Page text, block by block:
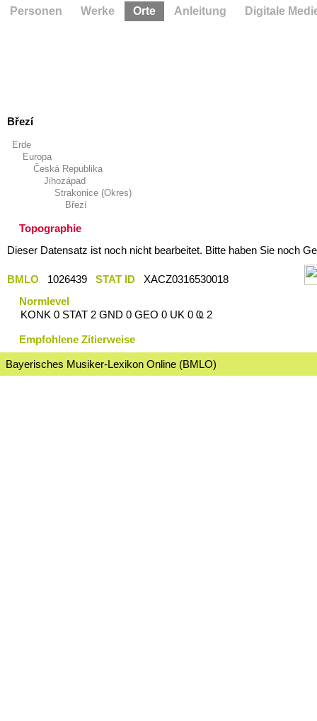
Březí
Erde
Europa
Česká Republika
Jihozápad
Strakonice (Okres)
Březí
Topographie
Dieser Datensatz ist noch nicht bearbeitet. Bitte haben Sie noch
BMLO 1026439 STAT ID
XACZ0316530018
Normlevel
KONK 0 STAT 2 GND 0 GEO 0 UK 0 Ҩ 2
Empfohlene Zitierweise
Bayerisches Musiker-Lexikon Online (BMLO)
Personen Werke Orte Anleitung Digitale